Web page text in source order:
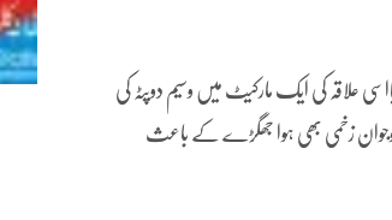
علاقہ کی ایک مارکیٹ میں وسیم دوپٹہ کی
جبکہ ایک نوجوان زخمی بھی ہوا جھگڑے کے باعث